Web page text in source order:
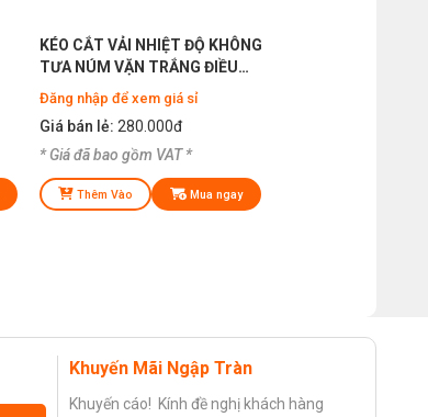
KÉO CẮT VẢI NHIỆT ĐỘ KHÔNG
TƯA NÚM VẶN TRẮNG ĐIỀU
CHỈNH ĐƯỢC NHIỆT ĐỘ
Đăng nhập để xem giá sỉ
Giá bán lẻ: 280.000đ
* Giá đã bao gồm VAT *
Thêm Vào Mua ngay
Khuyến Mãi Ngập Tràn
Khuyến cáo! Kính đề nghị khách hàng